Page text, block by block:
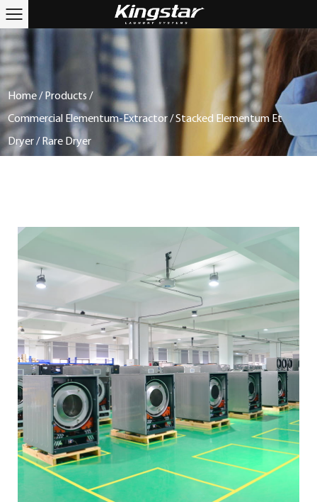
Home/ Products /
Commercial Elementum-Extractor / Stacked Elementum Et
Dryer / Rare Dryer